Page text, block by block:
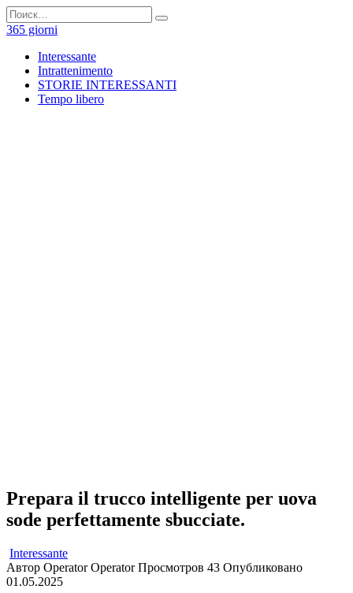
Перейти
к
содержанию
Search
for:
365 giorni
Interessante
Intrattenimento
STORIE INTERESSANTI
Tempo libero
Prepara il trucco intelligente per uova
sode perfettamente sbucciate.
Interessante
Автор Operator Operator Просмотров 43 Опубликовано
01.05.2025